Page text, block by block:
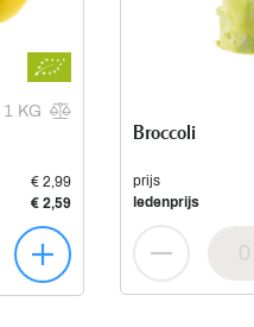
1 KG
€ 2,99
€ 2,59
Broccoli
prijs
ledenprijs